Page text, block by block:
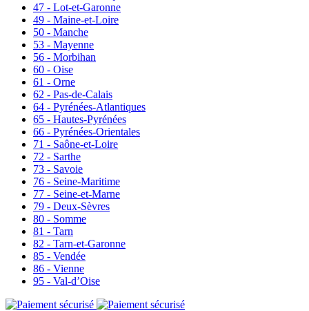
47 - Lot-et-Garonne
49 - Maine-et-Loire
50 - Manche
53 - Mayenne
56 - Morbihan
60 - Oise
61 - Orne
62 - Pas-de-Calais
64 - Pyrénées-Atlantiques
65 - Hautes-Pyrénées
66 - Pyrénées-Orientales
71 - Saône-et-Loire
72 - Sarthe
73 - Savoie
76 - Seine-Maritime
77 - Seine-et-Marne
79 - Deux-Sèvres
80 - Somme
81 - Tarn
82 - Tarn-et-Garonne
85 - Vendée
86 - Vienne
95 - Val-d’Oise